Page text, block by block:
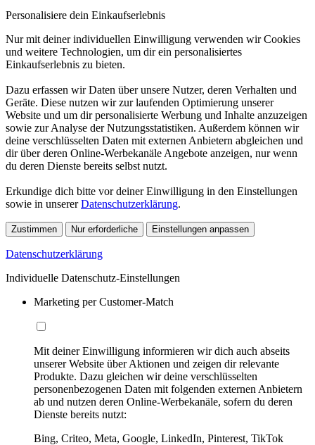
Personalisiere dein Einkaufserlebnis
Nur mit deiner individuellen Einwilligung verwenden wir Cookies
und weitere Technologien, um dir ein personalisiertes
Einkaufserlebnis zu bieten.
Dazu erfassen wir Daten über unsere Nutzer, deren Verhalten und
Geräte. Diese nutzen wir zur laufenden Optimierung unserer
Website und um dir personalisierte Werbung und Inhalte anzuzeigen
sowie zur Analyse der Nutzungsstatistiken. Außerdem können wir
deine verschlüsselten Daten mit externen Anbietern abgleichen und
dir über deren Online-Werbekanäle Angebote anzeigen, nur wenn
du deren Dienste bereits selbst nutzt.
Erkundige dich bitte vor deiner Einwilligung in den Einstellungen
sowie in unsererDatenschutzerklärung.
Zustimmen Nur erforderliche Einstellungen anpassen
Datenschutzerklärung
Individuelle Datenschutz-Einstellungen
Marketing per Customer-Match
Mit deiner Einwilligung informieren wir dich auch abseits
unserer Website über Aktionen und zeigen dir relevante
Produkte. Dazu gleichen wir deine verschlüsselten
personenbezogenen Daten mit folgenden externen Anbietern
ab und nutzen deren Online-Werbekanäle, sofern du deren
Dienste bereits nutzt:
Bing, Criteo, Meta, Google, LinkedIn, Pinterest, TikTok